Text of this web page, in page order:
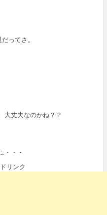
ってさ。
大丈夫なのかね？？
・・・
リンク